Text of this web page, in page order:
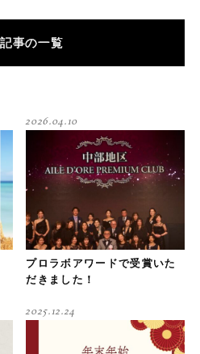
事の一覧
プロラボアワードで受賞いた
だきました！
2026.04.10
2025.12.24